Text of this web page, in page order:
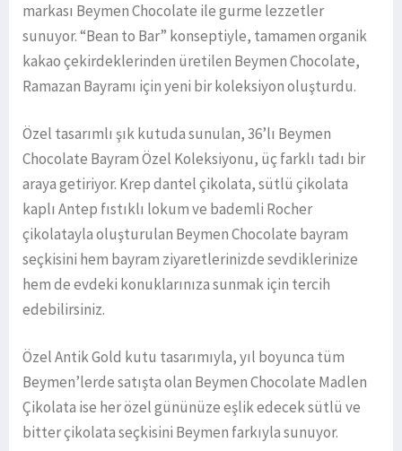
markası Beymen Chocolate ile gurme lezzetler
sunuyor. “Bean to Bar” konseptiyle, tamamen organik
kakao çekirdeklerinden üretilen Beymen Chocolate,
Ramazan Bayramı için yeni bir koleksiyon oluşturdu.
Özel tasarımlı şık kutuda sunulan, 36’lı Beymen
Chocolate Bayram Özel Koleksiyonu, üç farklı tadı bir
araya getiriyor. Krep dantel çikolata, sütlü çikolata
kaplı Antep fıstıklı lokum ve bademli Rocher
çikolatayla oluşturulan Beymen Chocolate bayram
seçkisini hem bayram ziyaretlerinizde sevdiklerinize
hem de evdeki konuklarınıza sunmak için tercih
edebilirsiniz.
Özel Antik Gold kutu tasarımıyla, yıl boyunca tüm
Beymen’lerde satışta olan Beymen Chocolate Madlen
Çikolata ise her özel gününüze eşlik edecek sütlü ve
bitter çikolata seçkisini Beymen farkıyla sunuyor.